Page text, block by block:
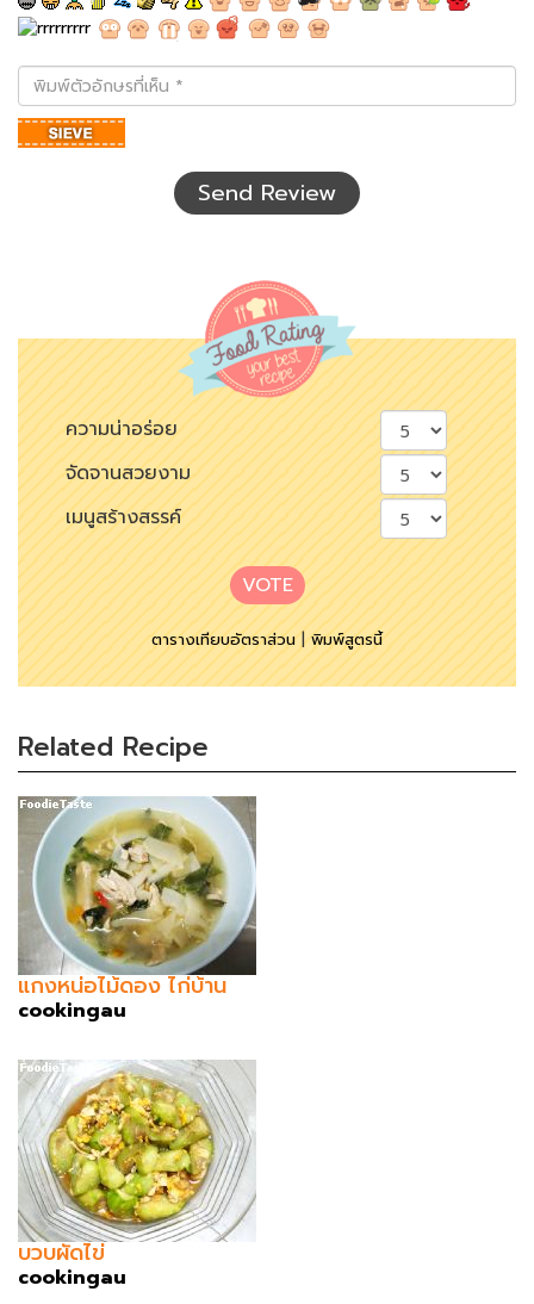
พิมพ์
ตัว
อักษร
ที่
Send Review
ความน่าอร่อย
จัดจานสวยงาม
เมนูสร้างสรรค์
VOTE
ตารางเทียบอัตราส่วน|พิมพ์สูตรนี้
Related Recipe
แกงหน่อไม้ดอง ไก่บ้าน
cookingau
บวบผัดไข่
cookingau